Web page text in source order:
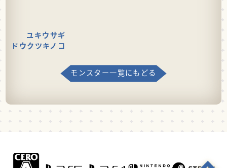
ユキウサギ
ドウクツキノコ
モンスター一覧にもどる